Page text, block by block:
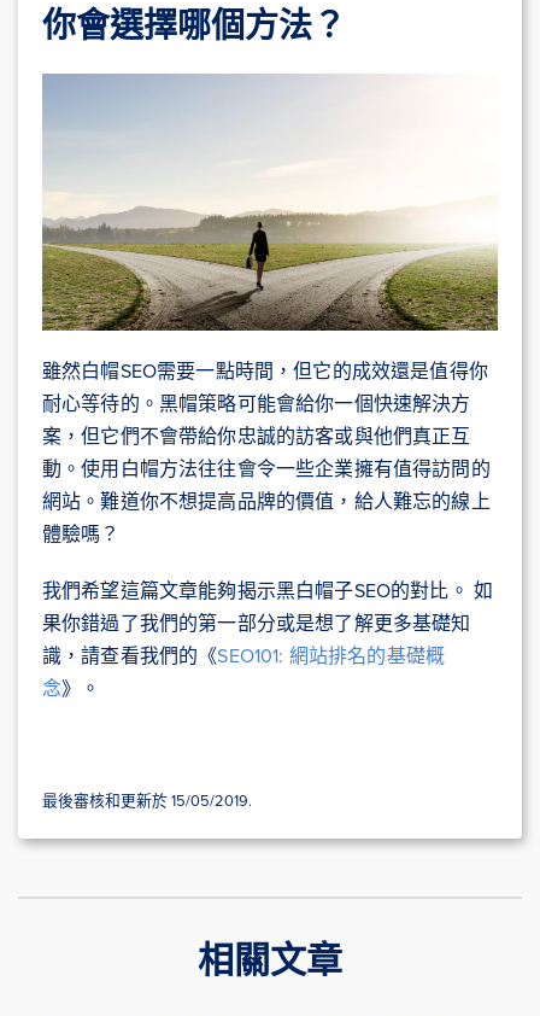
你會選擇哪個方法？
雖然白帽SEO需要一點時間，但它的成效還是值得你
耐心等待的。黑帽策略可能會給你一個快速解決方
案，但它們不會帶給你忠誠的訪客或與他們真正互
動。使用白帽方法往往會令一些企業擁有值得訪問的
網站。難道你不想提高品牌的價值，給人難忘的線上
體驗嗎？
我們希望這篇文章能夠揭示黑白帽子SEO的對比。 如
果你錯過了我們的第一部分或是想了解更多基礎知
識，請查看我們的《SEO101: 網站排名的基礎概
念》。
最後審核和更新於 15/05/2019.
相關文章